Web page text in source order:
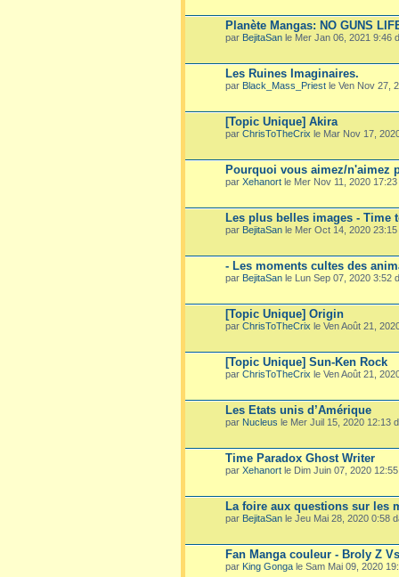
Planète Mangas: NO GUNS
par BejitaSan le Mer Jan 06, 2021 9:46
Les Ruines Imaginaires.
par Black_Mass_Priest le Ven Nov 27,
[Topic Unique] Akira
par ChrisToTheCrix le Mar Nov 17,
Pourquoi vous aimez/n'aimez
par Xehanort le Mer Nov 11, 2020
Les plus belles images - Time
par BejitaSan le Mer Oct 14, 2020
- Les moments cultes des
par BejitaSan le Lun Sep 07, 2020 3:52
[Topic Unique] Origin
par ChrisToTheCrix le Ven Août 21,
[Topic Unique] Sun-Ken Rock
par ChrisToTheCrix le Ven Août 21,
Les Etats unis d’Amérique
par Nucleus le Mer Juil 15, 2020 12:13
Time Paradox Ghost Writer
par Xehanort le Dim Juin 07, 2020
La foire aux questions sur les
par BejitaSan le Jeu Mai 28, 2020 0:58
Fan Manga couleur - Broly Z
par King Gonga le Sam Mai 09, 2020